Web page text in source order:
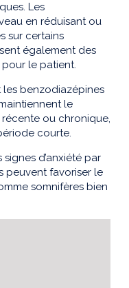
Les
en réduisant ou
sur certains
également des
le patient.
les benzodiazépines
le
récente ou chronique,
courte.
d’anxiété par
peuvent favoriser le
somnifères bien